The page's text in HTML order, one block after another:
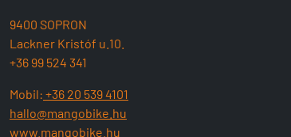
9400 SOPRON
Lackner Kristóf u.10.
+36 99 524 341
Mobil: +36 20 539 4101
hallo@mangobike.hu
www.mangobike.hu